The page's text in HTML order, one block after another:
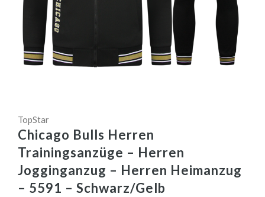
TopStar
Chicago Bulls Herren
Trainingsanzüge – Herren
Jogginganzug – Herren Heimanzug
– 5591 – Schwarz/Gelb